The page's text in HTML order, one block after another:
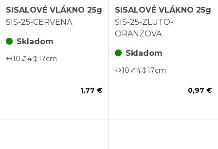
SISALOVÉ VLÁKNO 25g
SIS-25-CERVENA
Skladom
10 4 17cm
1,77 €
SISALOVÉ VLÁKNO 25g
SIS-25-ZLUTO-
ORANZOVA
Skladom
10 4 17cm
0,97 €